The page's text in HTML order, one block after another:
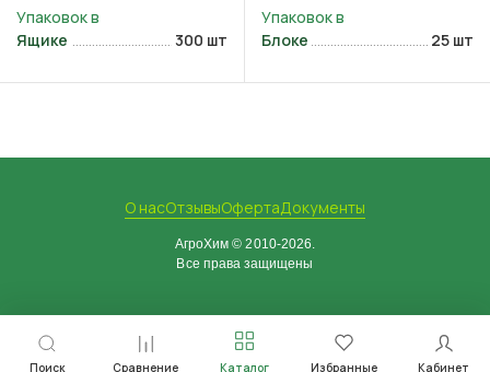
Поиск Сравнение Каталог Избранные Кабинет
Ящике 300 шт Блоке 25 шт
О насОтзывыОфертаДокументы
АгроХим © 2010-2026.
Все права защищены